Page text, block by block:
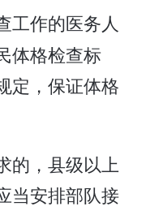
工作的医务人
体格检查标
定，保证体格
的，县级以上
当安排部队接